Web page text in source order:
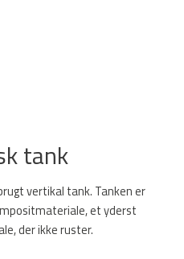
tank
vertikal tank. Tanken er
et yderst
der ikke ruster.